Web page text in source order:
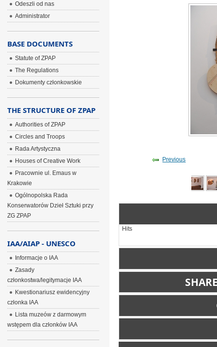
Previous
Hits
Include image:
Link image:
Odeszli od nas
Administrator
BASE DOCUMENTS
Statute of ZPAP
The Regulations
Dokumenty członkowskie
THE STRUCTURE OF ZPAP
Authorities of ZPAP
Circles and Troops
Rada Artystyczna
Houses of Creative Work
Pracownie ul. Emaus w
Krakowie
Ogólnopolska Rada
Konserwatorów Dzieł Sztuki przy
ZG ZPAP
IAA/AIAP - UNESCO
Informacje o IAA
Zasady
członkostwa/legitymacje IAA
Kwestionariusz ewidencyjny
członka IAA
Lista muzeów z darmowym
wstępem dla członków IAA